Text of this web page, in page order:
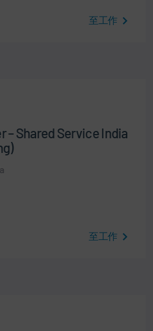
至工作
– Shared Service India
至工作